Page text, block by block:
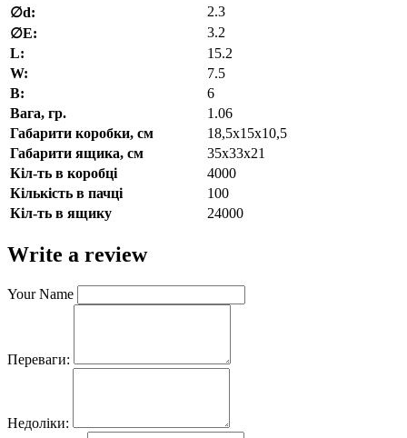
∅d:
2.3
∅E:
3.2
L:
15.2
W:
7.5
В:
6
Вага, гр.
1.06
Габарити коробки, см
18,5х15х10,5
Габарити ящика, см
35х33х21
Кіл-ть в коробці
4000
Кількість в пачці
100
Кіл-ть в ящику
24000
Write a review
Your Name
Переваги:
Недоліки: